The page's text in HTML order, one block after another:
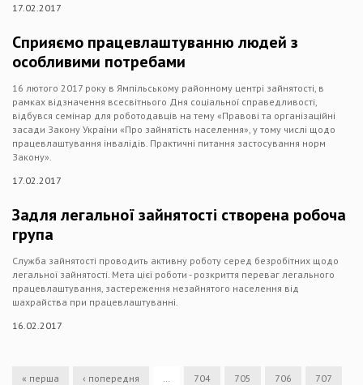
17.02.2017
Сприяємо працевлаштуванню людей з
особливими потребами
16 лютого 2017 року в Ямпільському районному центрі зайнятості, в
рамках відзначення всесвітнього Дня соціальної справедливості,
відбувся семінар для роботодавців на тему «Правові та організаційні
засади Закону України «Про зайнятість населення», у тому числі щодо
працевлаштування інвалідів. Практичні питання застосування норм
Закону».
17.02.2017
Задля легальної зайнятості створена робоча
група
Служба зайнятості проводить активну роботу серед безробітних щодо
легальної зайнятості. Мета цієї роботи - розкриття переваг легального
працевлаштування, застереження незайнятого населення від
шахрайства при працевлаштуванні.
16.02.2017
« перша ‹ попередня 704 705 706 707